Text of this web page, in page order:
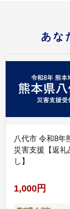
あな
八代市 令和8年
災害支援【返礼
し】
1,000円